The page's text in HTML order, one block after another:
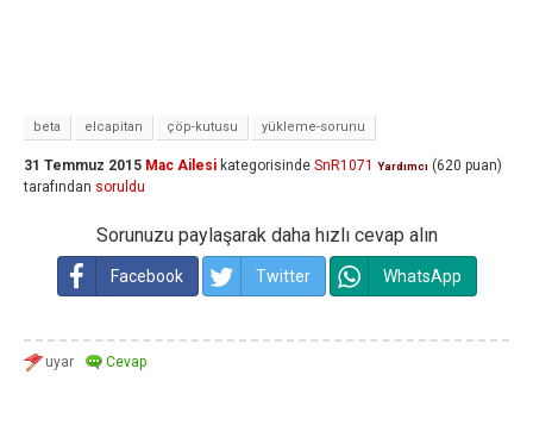
beta elcapitan çöp-kutusu yükleme-sorunu
31 Temmuz 2015 Mac Ailesi kategorisinde SnR1071 Yardımcı (620 puan)
tarafından soruldu
Sorunuzu paylaşarak daha hızlı cevap alın
Facebook Twitter WhatsApp